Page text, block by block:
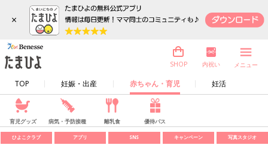
×
TOP 妊娠・出産 赤ちゃん・育児 妊活
SHOP 内祝い メニュー
育児グッズ 病気・予防接種 離乳食 優待パス
ひよこクラブ アプリ SNS キャンペーン 写真スタジオ